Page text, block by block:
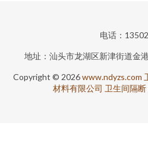
电话：
地址：汕头市龙湖区新津街道金
Copyright © 2026www.ndyzs.com
材料有限公司 卫生间隔断